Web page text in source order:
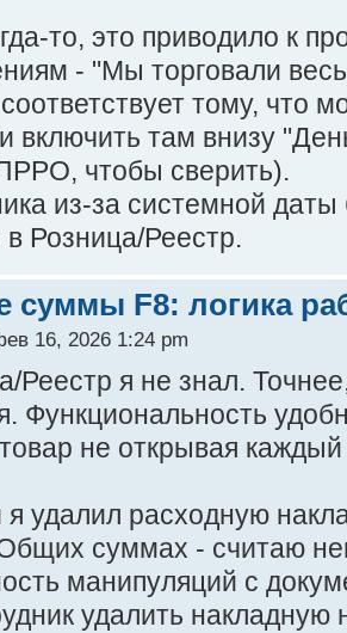
то, это приводило к
- "Мы торговали
тому, что
включить там внизу
чтобы сверить).
из-за системной
Розница/Реестр.
суммы F8: логика
16, 2026 1:24 pm
Реестр я не знал.
Функциональность
не открывая
я удалил расходную
суммах - считаю
манипуляций с
удалить накладную